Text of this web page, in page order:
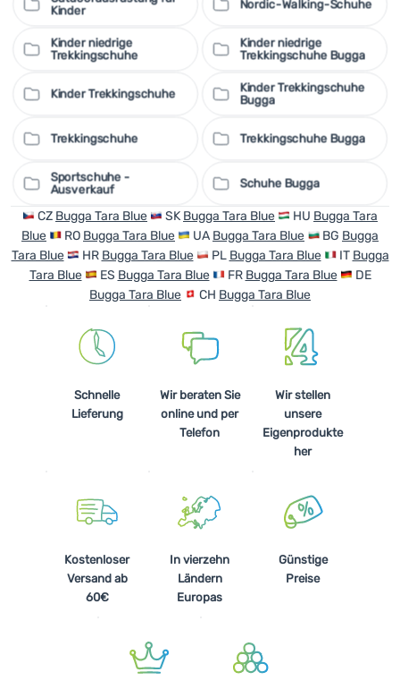
Kinder
Nordic-Walking-Schuhe
Kinder niedrige
Trekkingschuhe
Kinder niedrige
Trekkingschuhe Bugga
Kinder Trekkingschuhe
Kinder Trekkingschuhe
Bugga
Trekkingschuhe Trekkingschuhe Bugga
Sportschuhe -
Ausverkauf
Schuhe Bugga
CZ Bugga Tara Blue SK Bugga Tara Blue HU Bugga Tara
Blue
RO Bugga Tara Blue UA Bugga Tara Blue BG Bugga
Tara Blue
HR Bugga Tara Blue PL Bugga Tara Blue IT Bugga
Tara Blue
ES Bugga Tara Blue FR Bugga Tara Blue
DE
Bugga Tara Blue
CH Bugga Tara Blue
Schnelle
Lieferung
Wir beraten Sie
online und per
Telefon
Wir stellen
unsere
Eigenprodukte
her
Kostenloser
Versand ab
60€
In vierzehn
Ländern
Europas
Günstige
Preise